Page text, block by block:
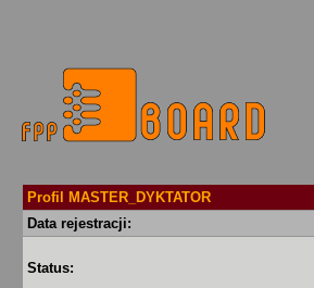
Profil MASTER_DYKTATOR
Data rejestracji:
Status: